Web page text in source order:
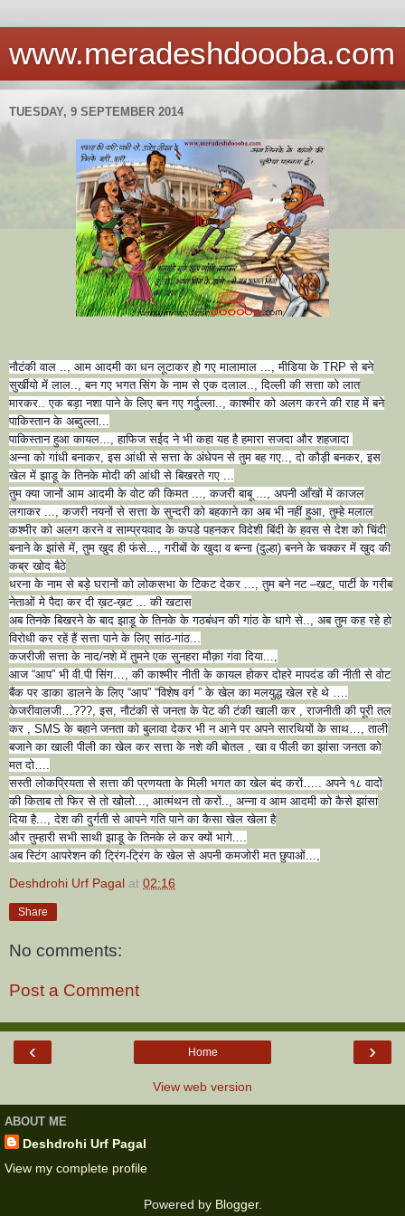
www.meradeshdoooba.com
TUESDAY, 9 SEPTEMBER 2014
नौटंकी वाल .., आम आदमी का धन लूटाकर हो गए मालामाल ..., मीडिया के TRP से बने
सुर्खीयो में लाल.., बन गए भगत सिंग के नाम से एक दलाल.., दिल्ली की सत्ता को लात
मारकर.. एक बड़ा नशा पाने के लिए बन गए गर्दुल्ला.., काश्मीर को अलग करने की राह में बने
पाकिस्तान के अब्दुल्ला...
पाकिस्तान हुआ कायल..., हाफिज सईद ने भी कहा यह है हमारा सजदा और शहजादा
अन्ना को गांधी बनाकर, इस आंधी से सत्ता के अंधेपन से तुम बह गए.., दो कौड़ी बनकर, इस
खेल में झाडू के तिनके मोदी की आंधी से बिखरते गए ...
तुम क्या जानों आम आदमी के वोट की किमत ..., कजरी बाबू ..., अपनी आँखों में काजल
लगाकर ..., कजरी नयनों से सत्ता के सुन्दरी को बहकाने का अब भी नहीं हुआ, तुम्हे मलाल
कश्मीर को अलग करने व साम्प्रयवाद के कपडे पहनकर विदेशी बिंदी के हवस से देश को चिंदी
बनाने के झांसे में, तुम खुद ही फंसे..., गरीबों के खुदा व बन्ना (दुल्हा) बनने के चक्कर में खुद की
कब्र खोद बैठे
धरना के नाम से बड़े घरानों को लोकसभा के टिकट देकर ..., तुम बने नट –खट, पार्टी के गरीब
नेताओं मे पैदा कर दी ख़ट-ख़ट ... की खटास
अब तिनके बिखरने के बाद झाडू के तिनके के गठबंधन की गांठ के धागे से.., अब तुम कह रहे हो
विरोधी कर रहें हैं सत्ता पाने के लिए सांठ-गांठ...
कजरीजी सत्ता के नाद/नशे में तुमने एक सुनहरा मौक़ा गंवा दिया...,
आज “आप” भी वी.पी सिंग…, की काश्मीर नीती के कायल होकर दोहरे मापदंड की नीती से वोट
बैंक पर डाका डालने के लिए “आप” “विशेष वर्ग ” के खेल का मलयुद्ध खेल रहे थे ….
केजरीवालजी…???, इस, नौटंकी से जनता के पेट की टंकी खाली कर , राजनीती की पूरी तल
कर , SMS के बहाने जनता को बुलावा देकर भी न आने पर अपने सारथियों के साथ…, ताली
बजाने का खाली पीली का खेल कर सत्ता के नशे की बोतल , खा व पीली का झांसा जनता को
मत दो….
सस्ती लोकप्रियता से सत्ता की प्रणयता के मिली भगत का खेल बंद करों….. अपने १८ वादों
की किताब तो फिर से तो खोलो..., आत्मंथन तो करों.., अन्ना व आम आदमी को कैसे झांसा
दिया है..., देश की दुर्गती से आपने गति पाने का कैसा खेल खेला है
और तुम्हारी सभी साथी झाडू के तिनके ले कर क्यों भागे....
अब स्टिंग आपरेशन की ट्रिंग-ट्रिंग के खेल से अपनी कमजोरी मत छुपाओं...,
Deshdrohi Urf Pagal at 02:16
Share
No comments:
Post a Comment
‹ ›
Home
View web version
ABOUT ME
Deshdrohi Urf Pagal
View my complete profile
Powered by Blogger.